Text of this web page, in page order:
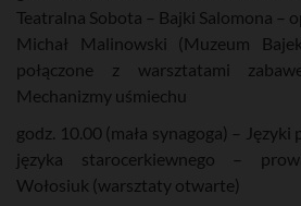
Teatralna Sobota – Bajki Salomona –
Michał Malinowski (Muzeum
połączone z warsztatami
Mechanizmy uśmiechu
godz. 10.00 (mała synagoga) –
języka starocerkiewnego –
Wołosiuk (warsztaty otwarte)